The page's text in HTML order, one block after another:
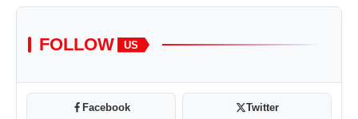
FOLLOW US
Facebook Twitter